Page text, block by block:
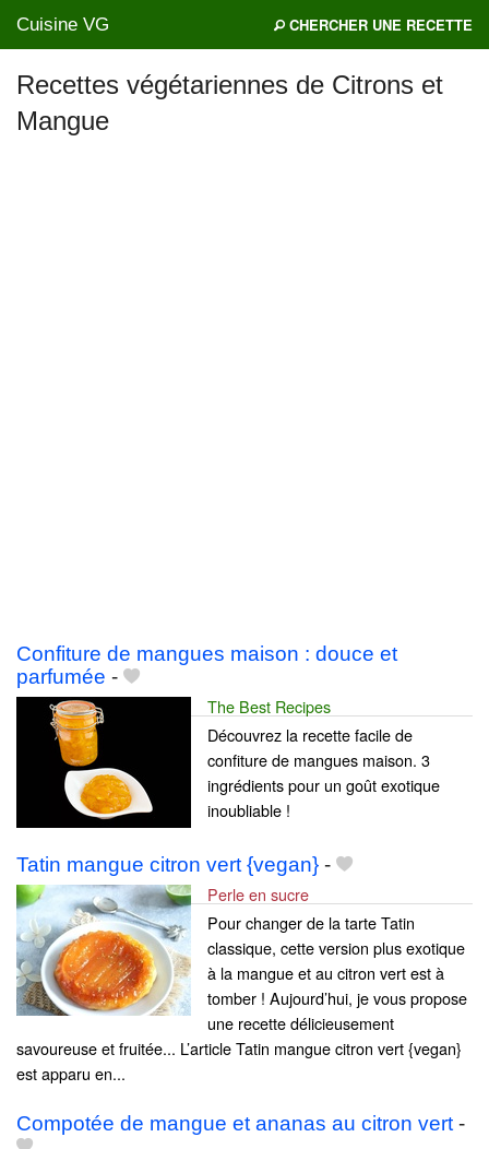
Cuisine VG CHERCHER UNE RECETTE
Mes blogs préférés
Recettes végétariennes de Citrons et
Mangue
Confiture de mangues maison : douce et
parfumée -
The Best Recipes
Découvrez la recette facile de
confiture de mangues maison. 3
ingrédients pour un goût exotique
inoubliable !
Tatin mangue citron vert {vegan} -
Perle en sucre
Pour changer de la tarte Tatin
classique, cette version plus exotique
à la mangue et au citron vert est à
tomber ! Aujourd’hui, je vous propose
une recette délicieusement
savoureuse et fruitée... L’article Tatin mangue citron vert {vegan}
est apparu en...
Compotée de mangue et ananas au citron vert -